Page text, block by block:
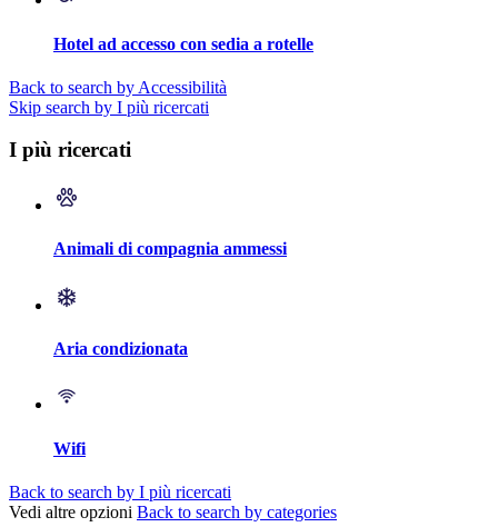
Hotel ad accesso con sedia a rotelle
Back to search by Accessibilità
Skip search by I più ricercati
I più ricercati
Animali di compagnia ammessi
Aria condizionata
Wifi
Back to search by I più ricercati
Vedi altre opzioni Back to search by categories